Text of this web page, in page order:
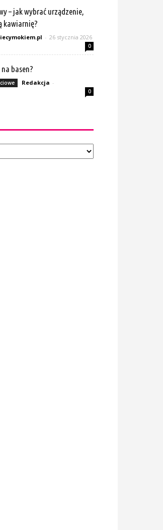
– jak wybrać urządzenie,
kawiarnię?
- 26 stycznia 2026
0
basen?
Redakcja -
0